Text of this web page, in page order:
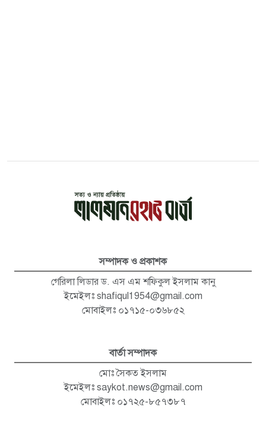
সম্পাদক ও প্রকাশক
গেরিলা লিডার ড. এস এম শফিকুল ইসলাম কানু
ইমেইলঃ shafiqul1954@gmail.com
মোবাইলঃ ০১৭১৫-০৩৬৮৫২
বার্তা সম্পাদক
মোঃ সৈকত ইসলাম
ইমেইলঃ saykot.news@gmail.com
মোবাইলঃ ০১৭২৫-৮৫৭৩৮৭